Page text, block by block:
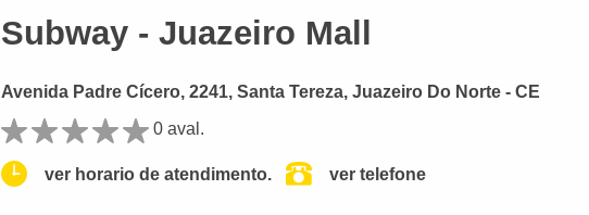
Subway - Juazeiro Mall
Avenida Padre Cícero, 2241, Santa Tereza, Juazeiro Do Norte - CE
0 aval.
ver horario de atendimento. ver telefone